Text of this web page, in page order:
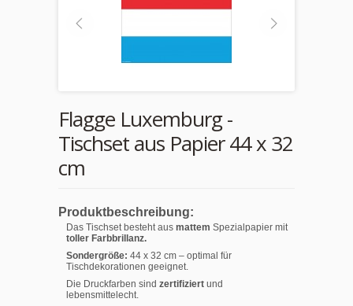
Flagge Luxemburg -
Tischset aus Papier 44 x 32
cm
Produktbeschreibung:
Das Tischset besteht aus mattem Spezialpapier mit
toller Farbbrillanz.
Sondergröße: 44 x 32 cm – optimal für
Tischdekorationen geeignet.
Die Druckfarben sind zertifiziert und
lebensmittelecht.